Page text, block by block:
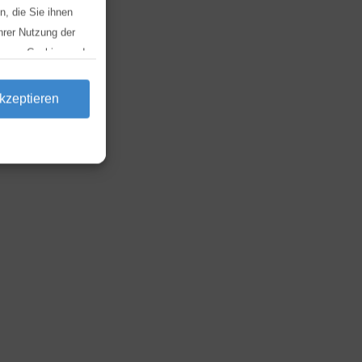
die Sie ihnen
Nutzung der
von Cookies und
und dort die